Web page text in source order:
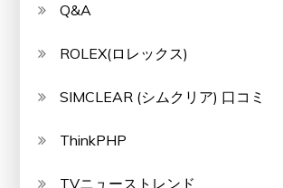
Q&A
ROLEX(ロレックス)
SIMCLEAR (シムクリア) 口コミ
ThinkPHP
TVニューストレンド